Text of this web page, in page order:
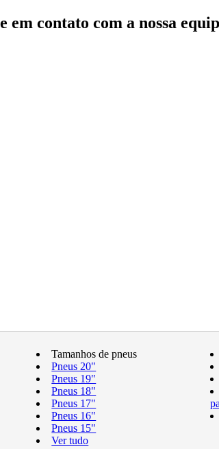
contato com a nossa
Tamanhos de pneus
Pneus 20"
Pneus 19"
Pneus 18"
Pneus 17"
Pneus 16"
Pneus 15"
Ver tudo